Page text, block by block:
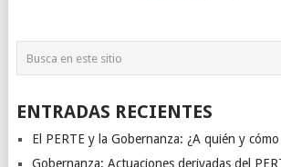
ENTRADAS RECIENTES
El PERTE y la Gobernanza: ¿A quién y
Gobernanza: Actuaciones derivadas del